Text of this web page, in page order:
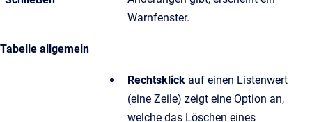
Warnfenster.
Tabelle allgemein
Rechtsklick auf einen Listenwert
(eine Zeile) zeigt eine Option an,
welche das Löschen eines